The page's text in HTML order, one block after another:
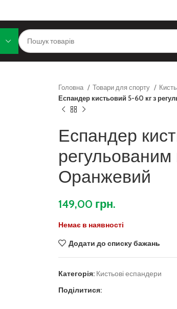
Головна Товари для спорту
Еспандер кистьовий 5-60 кг з
Еспандер
Оранжевий
149,00 грн.
Немає в наявності
Додати до списку бажань
Категорія: Кистьові еспандери
Поділитися: